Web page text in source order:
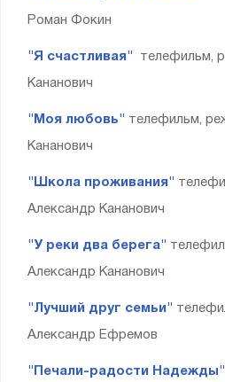
Роман Фокин
"Я счастливая" телефильм,
Кананович
"Моя любовь" телефильм,
Кананович
"Школа проживания"
Александр Кананович
"У реки два берега"
Александр Кананович
"Лучший друг семьи"
Александр Ефремов
"Печали-радости Надежды"